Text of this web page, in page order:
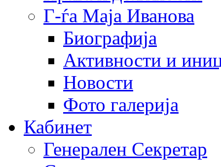
Г-ѓа Маја Иванова
Биографија
Активности и
Новости
Фото галерија
Кабинет
Генерален Секретар